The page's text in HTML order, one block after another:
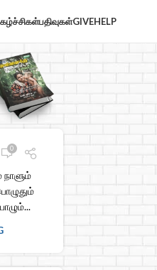
பதிவுகள்GIVEHELP
0
நாளும்